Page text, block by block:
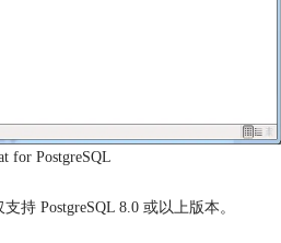
for PostgreSQL
持 PostgreSQL 8.0 或以上版本。